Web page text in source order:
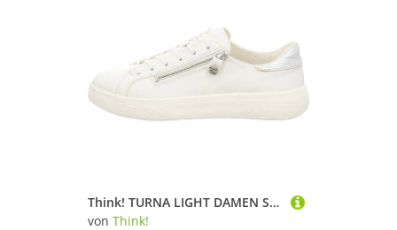
Think! TURNA LIGHT DAMEN Sneaker
von Think!